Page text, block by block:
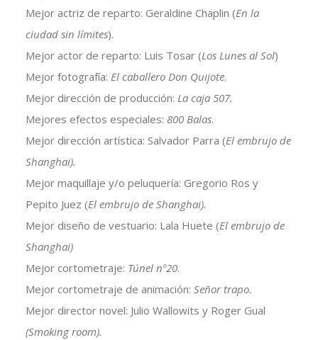
Mejor actriz de reparto: Geraldine Chaplin (En la
ciudad sin límites).
Mejor actor de reparto: Luis Tosar (Los Lunes al Sol)
Mejor fotografía: El caballero Don Quijote.
Mejor dirección de producción: La caja 507.
Mejores efectos especiales: 800 Balas.
Mejor dirección artística: Salvador Parra (El embrujo de
Shanghai).
Mejor maquillaje y/o peluquería: Gregorio Ros y
Pepito Juez (El embrujo de Shanghai).
Mejor diseño de vestuario: Lala Huete (El embrujo de
Shanghai)
Mejor cortometraje: Túnel nº20.
Mejor cortometraje de animación: Señor trapo.
Mejor director novel: Julio Wallowits y Roger Gual
(Smoking room).